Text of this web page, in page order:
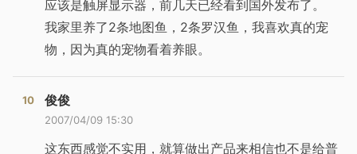
应该是触屏显示器，前几天已经看到国外发布了。
我家里养了2条地图鱼，2条罗汉鱼，我喜欢真的宠
物，因为真的宠物看着养眼。
俊俊
2007/04/09 15:30
这东西感觉不实用，就算做出产品来相信也不是给普